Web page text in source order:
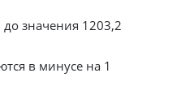
значения 1203,2
в минусе на 1